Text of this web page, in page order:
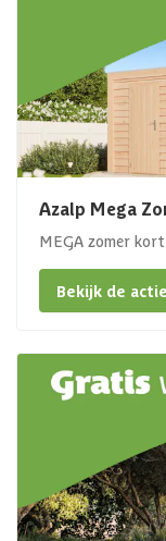
Azalp Mega
MEGA zomer
Bekijk de